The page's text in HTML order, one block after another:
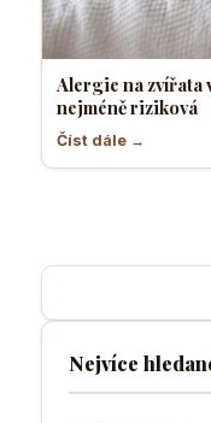
Alergie na zvířata
nejméně riziková
Číst dále →
Nejvíce